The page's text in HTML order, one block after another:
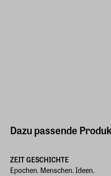
Dazu passende
ZEIT GESCHICHTE
Epochen. Menschen. Ideen.